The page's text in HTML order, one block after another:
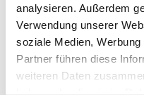
analysieren. Außerdem
Verwendung unserer
soziale Medien,
Partner führen diese
weiteren Daten
Broste Copenhagen
Nola Hocker intensiv blau
142.00 €